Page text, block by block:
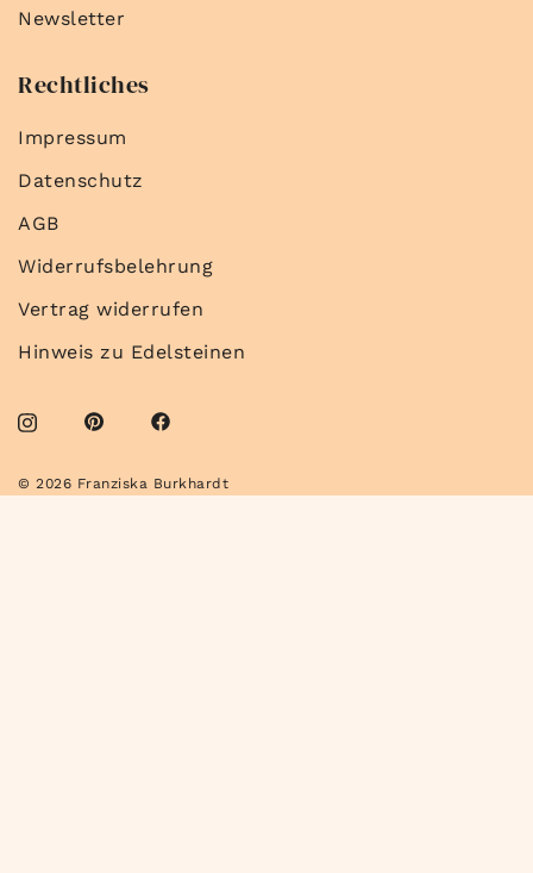
Newsletter
Rechtliches
Impressum
Datenschutz
AGB
Widerrufsbelehrung
Vertrag widerrufen
Hinweis zu Edelsteinen
© 2026 Franziska Burkhardt